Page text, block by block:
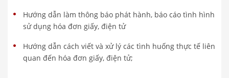
Hướng dẫn làm thông báo phát hành, báo cáo tình hình
sử dụng hóa đơn giấy, điện tử
Hướng dẫn cách viết và xử lý các tình huống thực tế liên
quan đến hóa đơn giấy, điện tử;